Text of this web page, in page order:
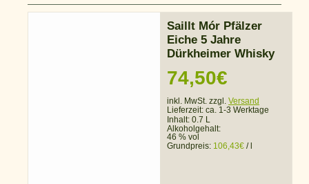
Saillt Mór Pfälzer
Eiche 5 Jahre
Dürkheimer Whisky
74,50€
inkl. MwSt. zzgl. Versand
Lieferzeit: ca. 1-3 Werktage
Inhalt: 0.7 L
Alkoholgehalt:
46 % vol
Grundpreis: 106,43€ /